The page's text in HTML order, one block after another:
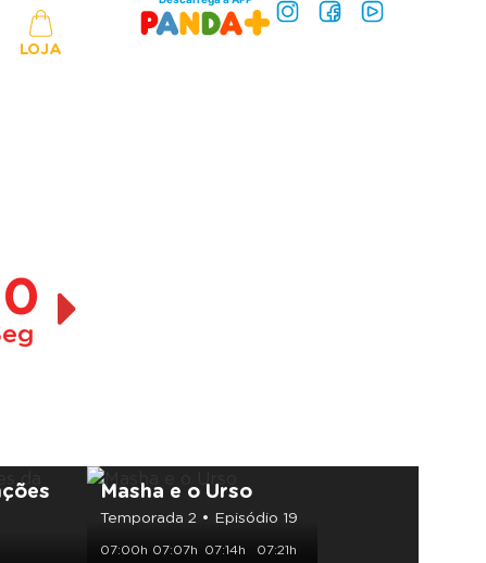
LOJA
Masha e o Urso
Temporada 2 • Episódio 19
07:00h 07:07h 07:14h 07:21h